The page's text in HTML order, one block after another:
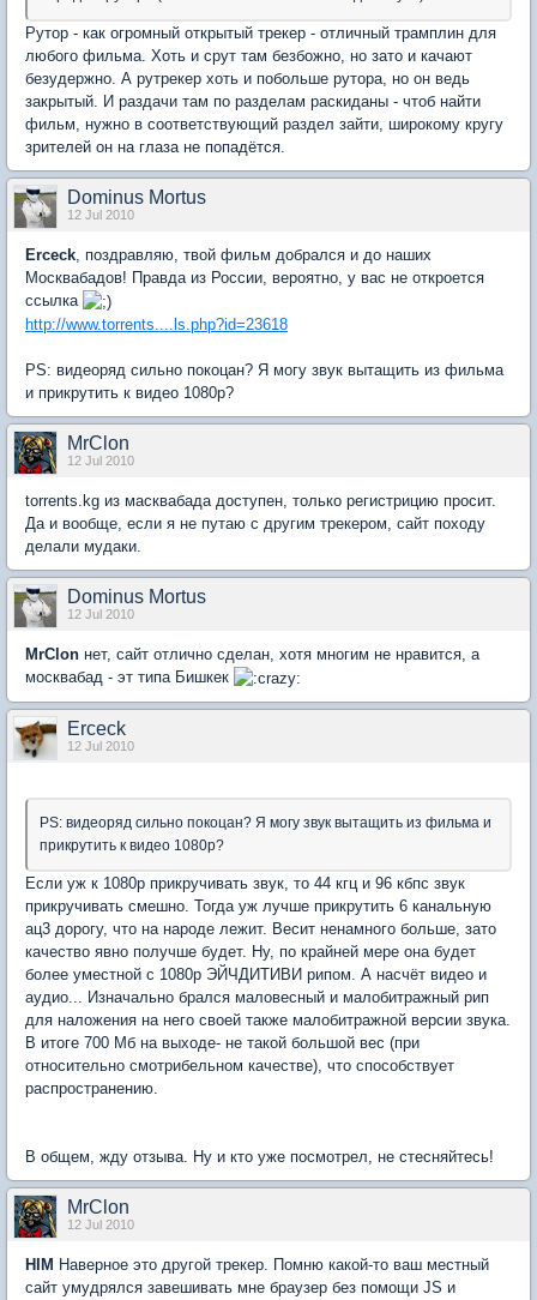
Рутор - как огромный открытый трекер - отличный трамплин для
любого фильма. Хоть и срут там безбожно, но зато и качают
безудержно. А рутрекер хоть и побольше рутора, но он ведь
закрытый. И раздачи там по разделам раскиданы - чтоб найти
фильм, нужно в соответствующий раздел зайти, широкому кругу
зрителей он на глаза не попадётся.
Dominus Mortus
12 Jul 2010
Erceck, поздравляю, твой фильм добрался и до наших
Москвабадов! Правда из России, вероятно, у вас не откроется
ссылка
http://www.torrents....ls.php?id=23618
PS: видеоряд сильно покоцан? Я могу звук вытащить из фильма
и прикрутить к видео 1080р?
MrClon
12 Jul 2010
torrents.kg из масквабада доступен, только регистрицию просит.
Да и вообще, если я не путаю с другим трекером, сайт походу
делали мудаки.
Dominus Mortus
12 Jul 2010
MrClon нет, сайт отлично сделан, хотя многим не нравится, а
москвабад - эт типа Бишкек
Erceck
12 Jul 2010
PS: видеоряд сильно покоцан? Я могу звук вытащить из фильма и
прикрутить к видео 1080р?
Если уж к 1080р прикручивать звук, то 44 кгц и 96 кбпс звук
прикручивать смешно. Тогда уж лучше прикрутить 6 канальную
ац3 дорогу, что на народе лежит. Весит ненамного больше, зато
качество явно получше будет. Ну, по крайней мере она будет
более уместной с 1080р ЭЙЧДИТИВИ рипом. А насчёт видео и
аудио... Изначально брался маловесный и малобитражный рип
для наложения на него своей также малобитражной версии звука.
В итоге 700 Мб на выходе- не такой большой вес (при
относительно смотрибельном качестве), что способствует
распространению.
В общем, жду отзыва. Ну и кто уже посмотрел, не стесняйтесь!
MrClon
12 Jul 2010
HIM Наверное это другой трекер. Помню какой-то ваш местный
сайт умудрялся завешивать мне браузер без помощи JS и